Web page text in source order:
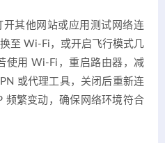
其他网站或应用测试网络连
至 Wi-Fi，或开启飞行模式几
使用 Wi-Fi，重启路由器，减
或代理工具，关闭后重新连
频繁变动，确保网络环境符合